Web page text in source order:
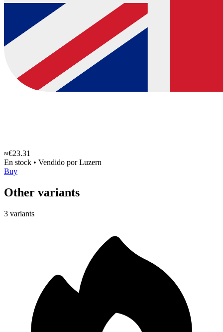
≈€23.31
En stock • Vendido porLuzern
Buy
Other variants
3 variants